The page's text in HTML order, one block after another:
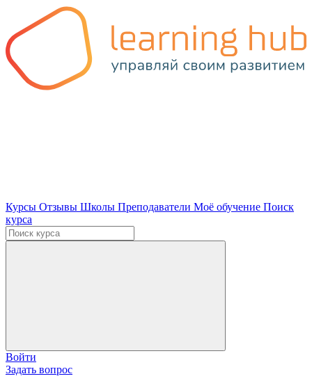
Курсы Отзывы Школы Преподаватели Моё обучение Поиск
курса
Войти
Задать вопрос